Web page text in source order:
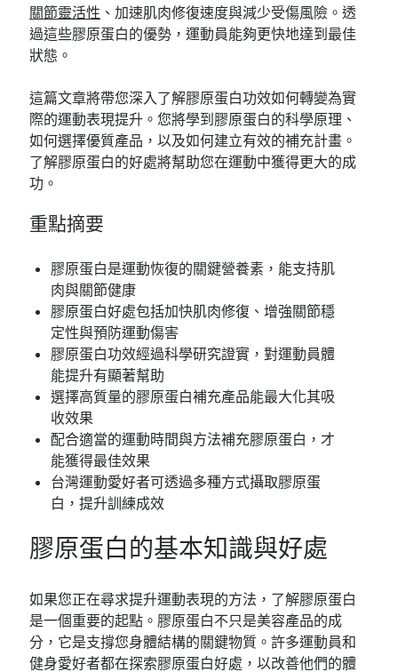
關節靈活性 、加速肌肉修復速度與減少受傷風險。透
過這些膠原蛋白的優勢，運動員能夠更快地達到最佳
狀態。
這篇文章將帶您深入了解膠原蛋白功效如何轉變為實
際的運動表現提升。您將學到膠原蛋白的科學原理、
如何選擇優質產品，以及如何建立有效的補充計畫。
了解膠原蛋白的好處將幫助您在運動中獲得更大的成
功。
重點摘要
膠原蛋白是運動恢復的關鍵營養素，能支持肌
肉與關節健康
膠原蛋白好處包括加快肌肉修復、增強關節穩
定性與預防運動傷害
膠原蛋白功效經過科學研究證實，對運動員體
能提升有顯著幫助
選擇高質量的膠原蛋白補充產品能最大化其吸
收效果
配合適當的運動時間與方法補充膠原蛋白，才
能獲得最佳效果
台灣運動愛好者可透過多種方式攝取膠原蛋
白，提升訓練成效
膠原蛋白的基本知識與好處
如果您正在尋求提升運動表現的方法，了解膠原蛋白
是一個重要的起點。膠原蛋白不只是美容產品的成
分，它是支撐您身體結構的關鍵物質。許多運動員和
健身愛好者都在探索膠原蛋白好處，以改善他們的體